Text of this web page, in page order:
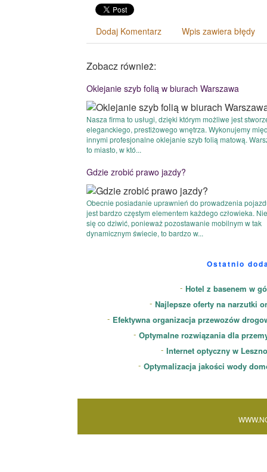
Dodaj Komentarz Wpis zawiera błędy
Zobacz również:
Oklejanie szyb folią w biurach Warszawa
Nasza firma to usługi, dzięki którym możliwe jest
eleganckiego, prestiżowego wnętrza. Wykonujemy
innymi profesjonalne oklejanie szyb folią matową.
to miasto, w któ...
Gdzie zrobić prawo jazdy?
Obecnie posiadanie uprawnień do prowadzenia
jest bardzo częstym elementem każdego człowieka.
się co dziwić, ponieważ pozostawanie mobilnym w tak
dynamicznym świecie, to bardzo w...
Ostatnio
Hotel z basenem w
Najlepsze oferty na narzutki
Efektywna organizacja przewozów
Optymalne rozwiązania dla
Internet optyczny w
Optymalizacja jakości wody